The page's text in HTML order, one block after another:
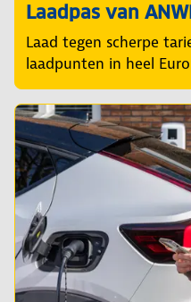
Laadpas van
Laad tegen scherpe
laadpunten in heel